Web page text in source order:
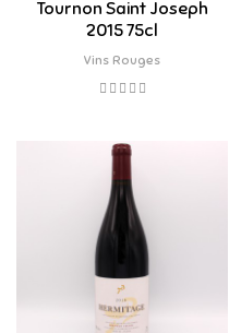
Tournon Saint Joseph
2015 75cl
Vins Rouges